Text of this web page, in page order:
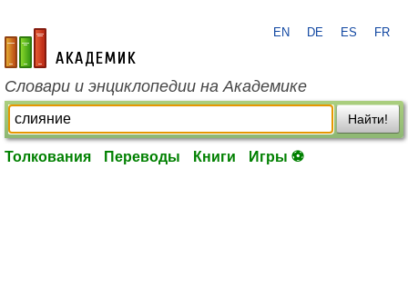
academic.ru
EN DE ES FR
Словари и энциклопедии на Академике
Найти!
Толкования Переводы Книги Игры ⚽